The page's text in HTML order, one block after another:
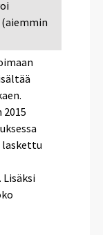
laskettu